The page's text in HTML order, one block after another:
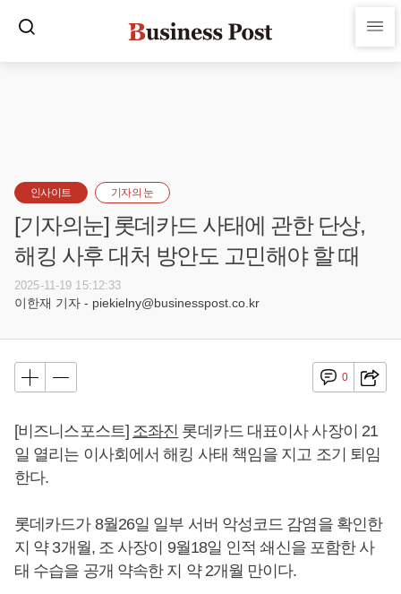
인사이트 기자의 눈
[기자의눈] 롯데카드 사태에 관한 단상,
해킹 사후 대처 방안도 고민해야 할 때
2025-11-19 15:12:33
이한재 기자 - piekielny@businesspost.co.kr
0
[비즈니스포스트] 조좌진 롯데카드 대표이사 사장이 21
일 열리는 이사회에서 해킹 사태 책임을 지고 조기 퇴임
한다.
롯데카드가 8월26일 일부 서버 악성코드 감염을 확인한
지 약 3개월, 조 사장이 9월18일 인적 쇄신을 포함한 사
태 수습을 공개 약속한 지 약 2개월 만이다.